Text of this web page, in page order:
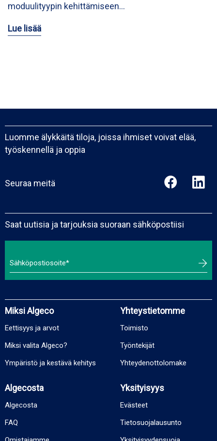
moduulityypin kehittämiseen…
Lue lisää
Luomme älykkäitä tiloja, joissa ihmiset voivat elää,
työskennellä ja oppia
Seuraa meitä
Saat uutisia ja tarjouksia suoraan sähköpostiisi
Miksi Algeco
Eettisyys ja arvot
Miksi valita Algeco?
Ympäristö ja kestävä kehitys
Yhteystietomme
Toimisto
Työntekijät
Yhteydenottolomake
Algecosta
Algecosta
FAQ
Yksityisyys
Evästeet
Tietosuojalausunto